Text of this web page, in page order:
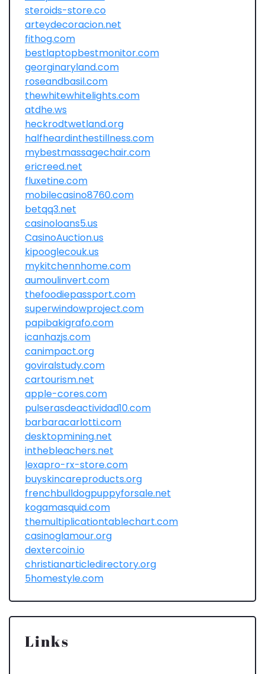
steroids-store.co
arteydecoracion.net
fithog.com
bestlaptopbestmonitor.com
georginaryland.com
roseandbasil.com
thewhitewhitelights.com
atdhe.ws
heckrodtwetland.org
halfheardinthestillness.com
mybestmassagechair.com
ericreed.net
fluxetine.com
mobilecasino8760.com
betqq3.net
casinoloans5.us
CasinoAuction.us
kipooglecouk.us
mykitchennhome.com
aumoulinvert.com
thefoodiepassport.com
superwindowproject.com
papibakigrafo.com
icanhazjs.com
canimpact.org
goviralstudy.com
cartourism.net
apple-cores.com
pulserasdeactividad10.com
barbaracarlotti.com
desktopmining.net
inthebleachers.net
lexapro-rx-store.com
buyskincareproducts.org
frenchbulldogpuppyforsale.net
kogamasquid.com
themultiplicationtablechart.com
casinoglamour.org
dextercoin.io
christianarticledirectory.org
5homestyle.com
Links